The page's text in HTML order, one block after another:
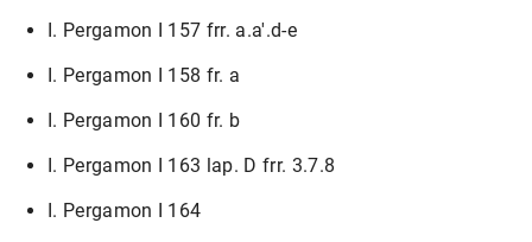
I. Pergamon I 157 frr. a.a'.d-e
I. Pergamon I 158 fr. a
I. Pergamon I 160 fr. b
I. Pergamon I 163 lap. D frr. 3.7.8
I. Pergamon I 164